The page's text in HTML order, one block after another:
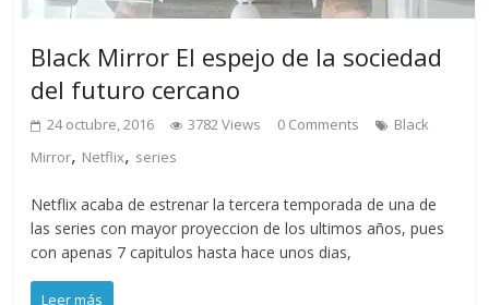
Black Mirror El espejo de la sociedad
del futuro cercano
24 octubre, 2016 3782 Views 0 Comments
Black
Mirror, Netflix, series
Netflix acaba de estrenar la tercera temporada de una de
las series con mayor proyeccion de los ultimos años, pues
con apenas 7 capitulos hasta hace unos dias,
Leer más